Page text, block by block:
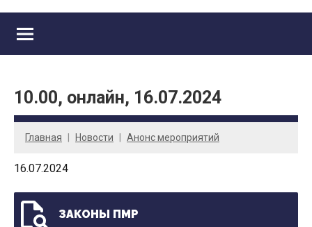
10.00, онлайн, 16.07.2024
Главная Новости Анонс мероприятий
16.07.2024
ЗАКОНЫ ПМР